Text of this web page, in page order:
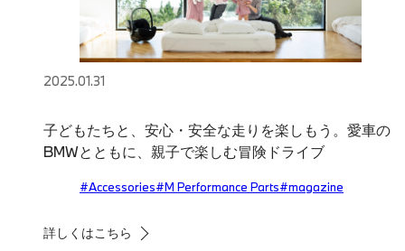
2025.01.31
子どもたちと、安心・安全な走りを楽しもう。愛車の
BMWとともに、親子で楽しむ冒険ドライブ
#Accessories#M Performance Parts#magazine
詳しくはこちら